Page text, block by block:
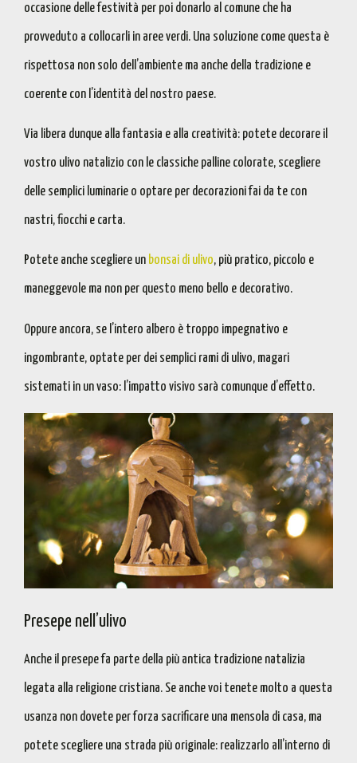
occasione delle festività per poi donarlo al comune che ha
provveduto a collocarli in aree verdi. Una soluzione come questa è
rispettosa non solo dell’ambiente ma anche della tradizione e
coerente con l’identità del nostro paese.
Via libera dunque alla fantasia e alla creatività: potete decorare il
vostro ulivo natalizio con le classiche palline colorate, scegliere
delle semplici luminarie o optare per decorazioni fai da te con
nastri, fiocchi e carta.
Potete anche scegliere un bonsai di ulivo, più pratico, piccolo e
maneggevole ma non per questo meno bello e decorativo.
Oppure ancora, se l’intero albero è troppo impegnativo e
ingombrante, optate per dei semplici rami di ulivo, magari
sistemati in un vaso: l’impatto visivo sarà comunque d’effetto.
Presepe nell’ulivo
Anche il presepe fa parte della più antica tradizione natalizia
legata alla religione cristiana. Se anche voi tenete molto a questa
usanza non dovete per forza sacrificare una mensola di casa, ma
potete scegliere una strada più originale: realizzarlo all’interno di